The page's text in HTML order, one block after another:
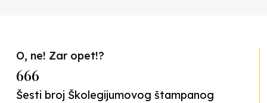
O, ne! Zar opet!?
666
Šesti broj Školegijumovog štampanog